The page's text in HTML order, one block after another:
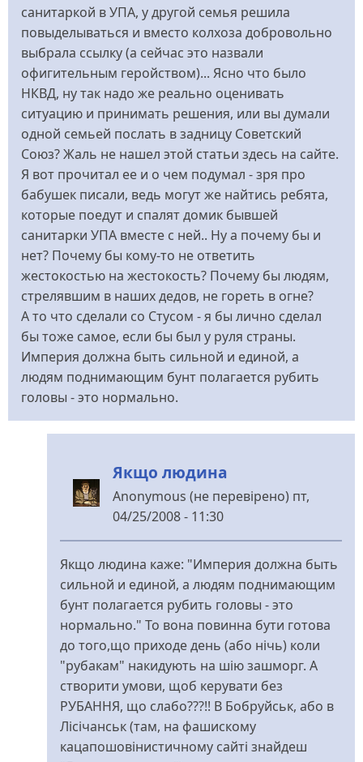
санитаркой в УПА, у другой семья решила
повыделываться и вместо колхоза добровольно
выбрала ссылку (а сейчас это назвали
офигительным геройством)... Ясно что было
НКВД, ну так надо же реально оценивать
ситуацию и принимать решения, или вы думали
одной семьей послать в задницу Советский
Союз? Жаль не нашел этой статьи здесь на сайте.
Я вот прочитал ее и о чем подумал - зря про
бабушек писали, ведь могут же найтись ребята,
которые поедут и спалят домик бывшей
санитарки УПА вместе с ней.. Ну а почему бы и
нет? Почему бы кому-то не ответить
жестокостью на жестокость? Почему бы людям,
стрелявшим в наших дедов, не гореть в огне?
А то что сделали со Стусом - я бы лично сделал
бы тоже самое, если бы был у руля страны.
Империя должна быть сильной и единой, а
людям поднимающим бунт полагается рубить
головы - это нормально.
Якщо людина
Anonymous (не перевірено) пт,
04/25/2008 - 11:30
У
до
Grabovskiy
Якщо людина каже: "Империя должна быть
сильной и единой, а людям поднимающим
бунт полагается рубить головы - это
нормально." То вона повинна бути готова
до того,що приходе день (або нічь) коли
"рубакам" накидують на шію зашморг. А
створити умови, щоб керувати без
РУБАННЯ, що слабо???!! В Бобруйськ, або в
Лісічанськ (там, на фашискому
кацапошовінистичному сайті знайдеш